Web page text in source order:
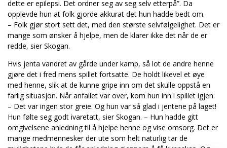
dette er epilepsi. Det ordner seg av seg selv etterpå”. Da
opplevde hun at folk gjorde akkurat det hun hadde bedt om.
– Folk gjør stort sett det, med den største selvfølgelighet. Det er
mange som ønsker å hjelpe, men de klarer ikke det når de er
redde, sier Skogan.
Hvis jenta vandret av gårde under kamp, så lot de andre henne
gjøre det i fred mens spillet fortsatte. De holdt likevel et øye
med henne, slik at de kunne gripe inn om det skulle oppstå en
farlig situasjon. Når anfallet var over, kom hun inn i spillet igjen.
– Det var ingen stor greie. Og hun var så glad i jentene på laget!
Hun følte seg godt ivaretatt, sier Skogan. – Hun hadde gitt
omgivelsene anledning til å hjelpe henne og vise omsorg. Det er
mange medmennesker der ute som helt naturlig tar de